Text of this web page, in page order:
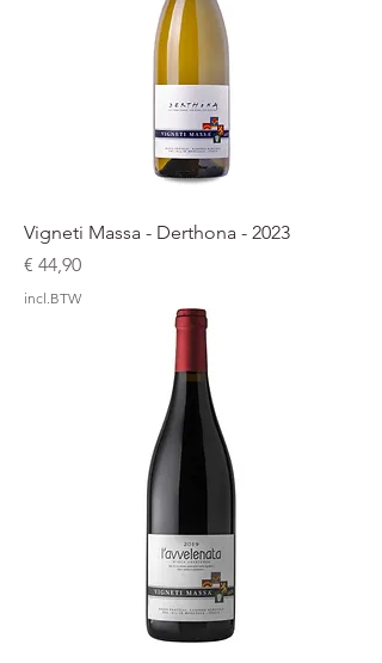
Vigneti Massa - Derthona - 2023
Prijs
€ 44,90
incl.BTW